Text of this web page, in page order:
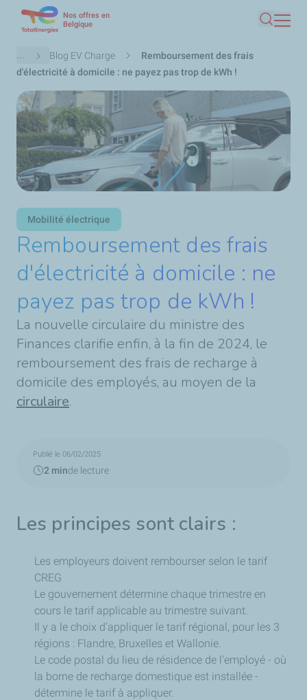
contenu
principal
Nos offres en
Belgique
Fil
d'Ariane
... Blog EV Charge
Remboursement des frais
d'électricité à domicile : ne payez pas trop de kWh !
Mobilité électrique
Remboursement des frais
d'électricité à domicile : ne
payez pas trop de kWh !
La nouvelle circulaire du ministre des
Finances clarifie enfin, à la fin de 2024, le
remboursement des frais de recharge à
domicile des employés, au moyen de la
circulaire.
Publié le 06/02/2025
2 minde lecture
Les principes sont clairs :
Les employeurs doivent rembourser selon le tarif
CREG
Le gouvernement détermine chaque trimestre en
cours le tarif applicable au trimestre suivant.
Il y a le choix d'appliquer le tarif régional, pour les 3
régions : Flandre, Bruxelles et Wallonie.
Le code postal du lieu de résidence de l'employé - où
la borne de recharge domestique est installée -
détermine le tarif à appliquer.